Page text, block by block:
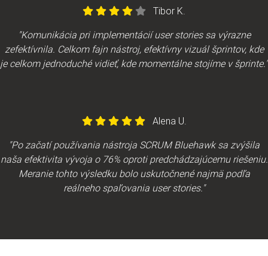
Tibor K.
"Komunikácia pri implementácií user stories sa výrazne
zefektívnila. Celkom fajn nástroj, efektívny vizuál šprintov, kde
je celkom jednoduché vidieť, kde momentálne stojíme v šprinte."
Alena U.
"Po začatí používania nástroja SCRUM Bluehawk sa zvýšila
naša efektivita vývoja o 76% oproti predchádzajúcemu riešeniu.
Meranie tohto výsledku bolo uskutočnené najmä podľa
reálneho spaľovania user stories."